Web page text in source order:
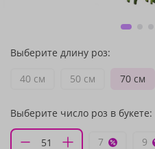
Выберите длину роз:
40 см
50 см 70 см
Выберите число роз в букете:
7 9